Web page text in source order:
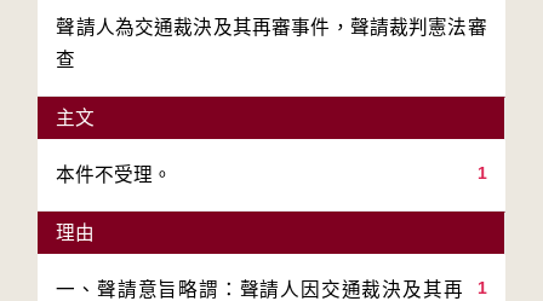
聲請人為交通裁決及其再審事件，聲請裁判憲法審
查
主文
1
理由
1
一、聲請意旨略謂：聲請人因交通裁決及其再